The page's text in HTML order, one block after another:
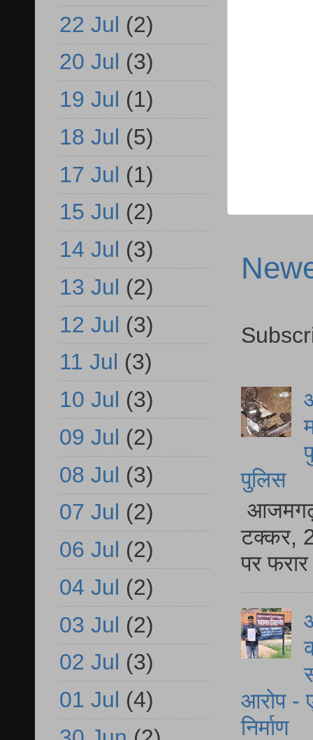
पुलिस
आजमगढ़
टक्कर,
पर
आरोप -
निर्माण
22 Jul (2)
20 Jul (3)
19 Jul (1)
18 Jul (5)
17 Jul (1)
15 Jul (2)
14 Jul (3)
13 Jul (2)
12 Jul (3)
11 Jul (3)
10 Jul (3)
09 Jul (2)
08 Jul (3)
07 Jul (2)
06 Jul (2)
04 Jul (2)
03 Jul (2)
02 Jul (3)
01 Jul (4)